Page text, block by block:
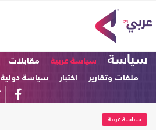
سياسة سياسة عربية مقابلات
ملفات وتقارير
اختبار سياسة دولية
سياسة عربية